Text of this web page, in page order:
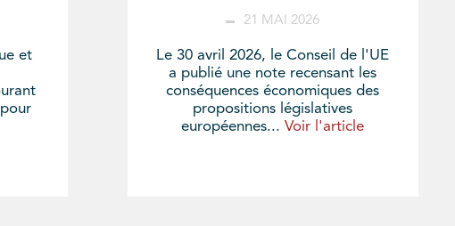
et
21 MAI 2026
Le 30 avril 2026, le Conseil de l'UE
a publié une note recensant les
conséquences économiques des
propositions législatives
européennes...Voir l'article